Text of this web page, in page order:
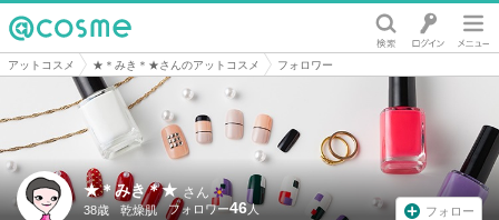
@cosme
アットコスメ ★＊みき＊★さんのアットコスメ フォロワー
★＊みき＊★ さん
38歳 乾燥肌 46 フォロー